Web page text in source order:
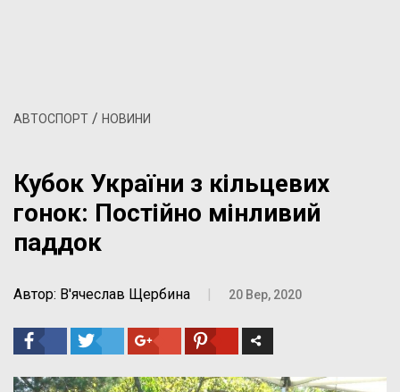
АВТОСПОРТ / НОВИНИ
Кубок України з кільцевих
гонок: Постійно мінливий
паддок
Автор: В'ячеслав Щербина 20 Вер, 2020